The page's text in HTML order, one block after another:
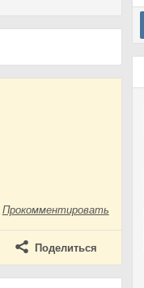
Прокомментировать
Поделиться